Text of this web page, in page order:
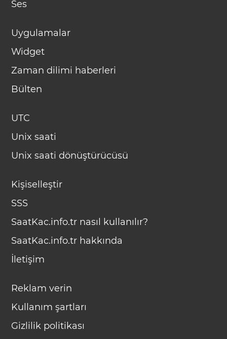
Ses
Uygulamalar
Widget
Zaman dilimi haberleri
Bülten
UTC
Unix saati
Unix saati dönüştürücüsü
Kişiselleştir
SSS
SaatKac.info.tr nasıl kullanılır?
SaatKac.info.tr hakkında
İletişim
Reklam verin
Kullanım şartları
Gizlilik politikası